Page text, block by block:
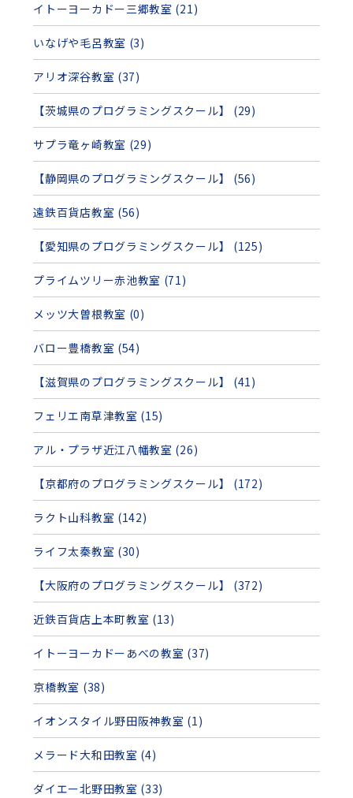
イトーヨーカドー三郷教室 (21)
いなげや毛呂教室 (3)
アリオ深谷教室 (37)
【茨城県のプログラミングスクール】 (29)
サプラ竜ヶ崎教室 (29)
【静岡県のプログラミングスクール】 (56)
遠鉄百貨店教室 (56)
【愛知県のプログラミングスクール】 (125)
プライムツリー赤池教室 (71)
メッツ大曽根教室 (0)
バロー豊橋教室 (54)
【滋賀県のプログラミングスクール】 (41)
フェリエ南草津教室 (15)
アル・プラザ近江八幡教室 (26)
【京都府のプログラミングスクール】 (172)
ラクト山科教室 (142)
ライフ太秦教室 (30)
【大阪府のプログラミングスクール】 (372)
近鉄百貨店上本町教室 (13)
イトーヨーカドーあべの教室 (37)
京橋教室 (38)
イオンスタイル野田阪神教室 (1)
メラード大和田教室 (4)
ダイエー北野田教室 (33)